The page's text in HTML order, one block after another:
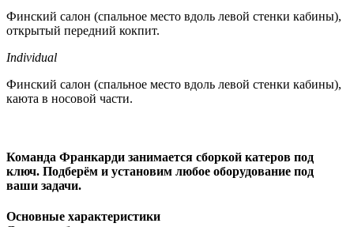
Финский салон (спальное место вдоль левой стенки кабины),
открытый передний кокпит.
Individual
Финский салон (спальное место вдоль левой стенки кабины),
каюта в носовой части.
Команда Франкарди занимается сборкой катеров под
ключ. Подберём и установим любое оборудование под
ваши задачи.
Основные характеристики